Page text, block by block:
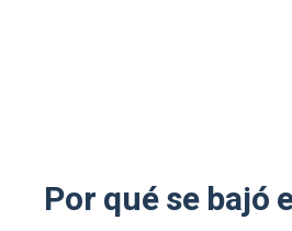
Por qué se bajó